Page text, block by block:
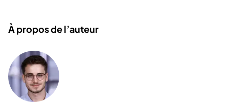
À propos de l’auteur